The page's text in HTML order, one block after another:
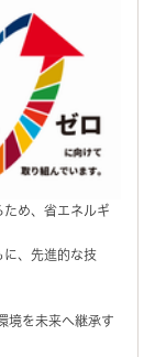
め、省エネルギ
に、先進的な技
境を未来へ継承す